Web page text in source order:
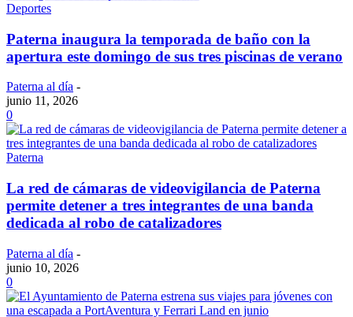
Deportes
Paterna inaugura la temporada de baño con la
apertura este domingo de sus tres piscinas de verano
Paterna al día -
junio 11, 2026
0
Paterna
La red de cámaras de videovigilancia de Paterna
permite detener a tres integrantes de una banda
dedicada al robo de catalizadores
Paterna al día -
junio 10, 2026
0